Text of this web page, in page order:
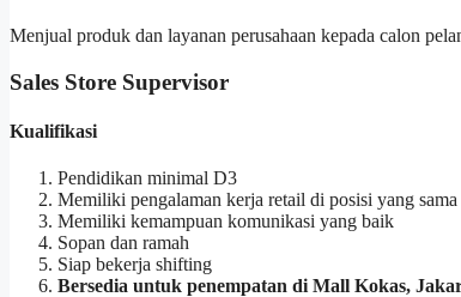
Menjual produk dan layanan perusahaan kepada calon
Sales Store Supervisor
Kualifikasi
Pendidikan minimal D3
Memiliki pengalaman kerja retail di posisi yang
Memiliki kemampuan komunikasi yang baik
Sopan dan ramah
Siap bekerja shifting
Bersedia untuk penempatan di Mall Kokas,